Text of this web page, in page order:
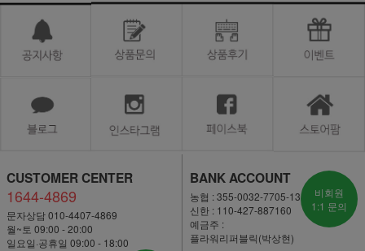
CUSTOMER CENTER
1644-4869
문자상담 010-4407-4869
월~토 09:00 - 20:00
일요일·공휴일 09:00 - 18:00
BANK ACCOUNT
농협 : 355-0032-7705-13
신한 : 110-427-887160
예금주 :
플라워리퍼블릭(박상현)
비회원
1:1 문의